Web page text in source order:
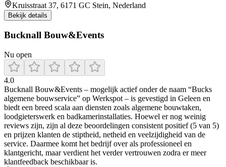
Kruisstraat 37, 6171 GC Stein, Nederland
Bekijk details
Bucknall Bouw&Events
Nu open
4.0
Bucknall Bouw&Events – mogelijk actief onder de naam “Bucks
algemene bouwservice” op Werkspot – is gevestigd in Geleen en
biedt een breed scala aan diensten zoals algemene bouwtaken,
loodgieterswerk en badkamerinstallaties. Hoewel er nog weinig
reviews zijn, zijn al deze beoordelingen consistent positief (5 van 5)
en prijzen klanten de stiptheid, netheid en veelzijdigheid van de
service. Daarmee komt het bedrijf over als professioneel en
klantgericht, maar verdient het verder vertrouwen zodra er meer
klantfeedback beschikbaar is.